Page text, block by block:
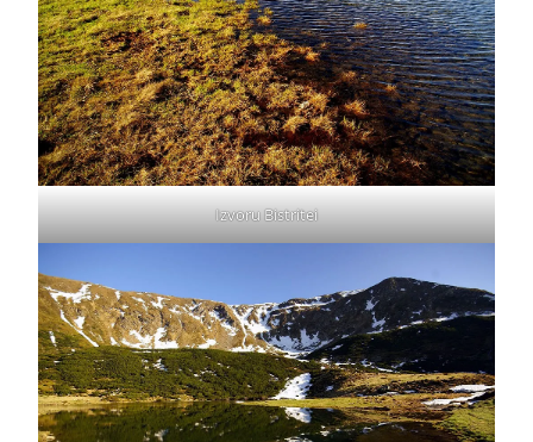
Izvoru Bistritei